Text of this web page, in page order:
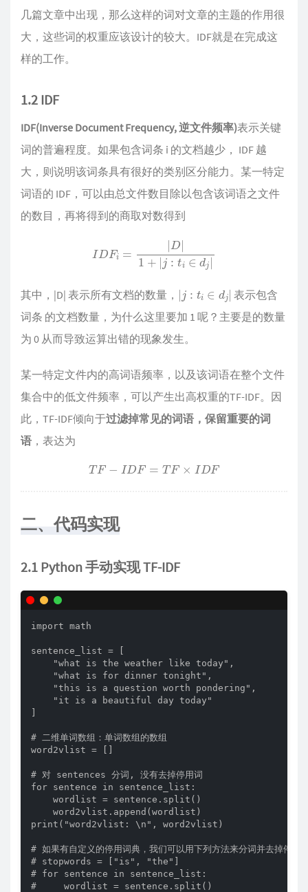
几篇文章中出现，那么这样的词对文章的主题的作用很
大，这些词的权重应该设计的较大。IDF就是在完成这
样的工作。
1.2 IDF
IDF(Inverse Document Frequency, 逆文件频率)表示关键
词的普遍程度。如果包含词条 i 的文档越少， IDF 越
大，则说明该词条具有很好的类别区分能力。某一特定
词语的 IDF，可以由总文件数目除以包含该词语之文件
的数目，再将得到的商取对数得到
: ti∈
其中，|D| 表示所有文档的数量， | : ∈
表示包含
词条 的文档数量，为什么这里要加 1 呢？主要是的数量
为 0 从而导致运算出错的现象发生。
某一特定文件内的高词语频率，以及该词语在整个文件
集合中的低文件频率，可以产生出高权重的TF-IDF。因
此，TF-IDF倾向于过滤掉常见的词语，保留重要的词
语 ，表达为
F−IDF=TF×I DF
二、代码实现
2.1 Python 手动实现 TF-IDF
import math
sentence_list = [
    "what is the weather like today",
    "what is for dinner tonight",
    "this is a question worth pondering",
    "it is a beautiful day today"
]
# 二维单词数组：单词数组的数组
word2vlist = []
# 对 sentences 分词, 没有去掉停用词
for sentence in sentence_list:
    wordlist = sentence.split()
    word2vlist.append(wordlist)
print("word2vlist: \n", word2vlist)
# 如果有自定义的停用词典，我们可以用下列方法来分词并去掉停用
# stopwords = ["is", "the"]
# for sentence in sentence_list:
#     wordlist = sentence.split()